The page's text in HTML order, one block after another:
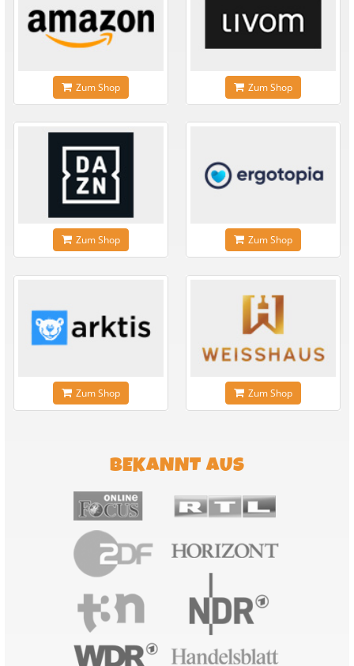
Zum Shop Zum Shop
Zum Shop Zum Shop
Zum Shop Zum Shop
BEKANNT AUS